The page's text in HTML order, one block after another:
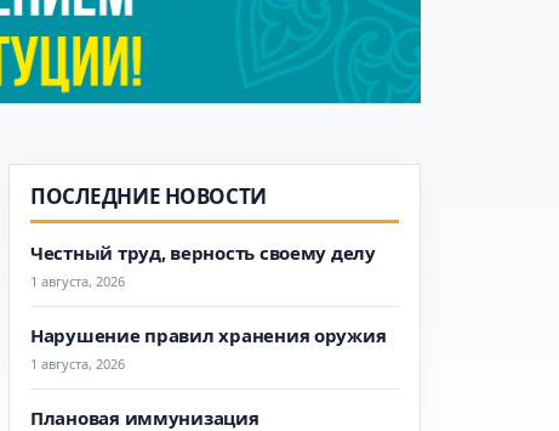
ПОСЛЕДНИЕ НОВОСТИ
Честный труд, верность своему делу
1 августа, 2026
Нарушение правил хранения оружия
1 августа, 2026
Плановая иммунизация